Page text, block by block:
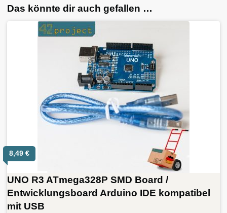
Das könnte dir auch gefallen …
8,49 €
UNO R3 ATmega328P SMD Board /
Entwicklungsboard Arduino IDE kompatibel
mit USB